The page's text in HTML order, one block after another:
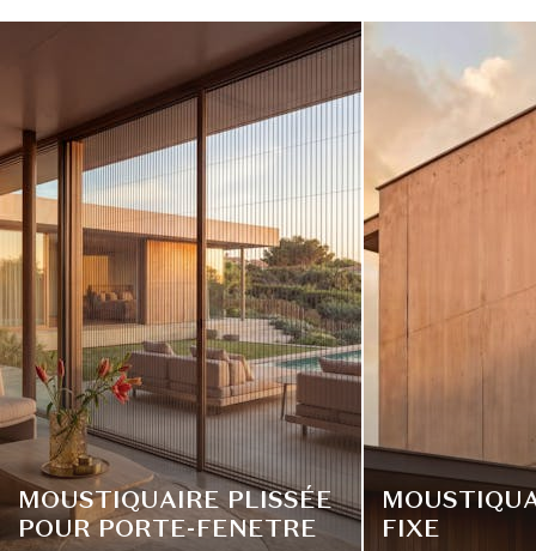
MOUSTIQUAIRE PLISSÉE
POUR PORTE-FENETRE
FIXE